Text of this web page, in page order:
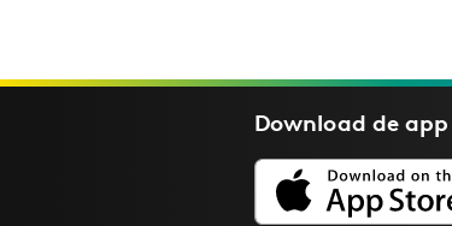
Download deapp